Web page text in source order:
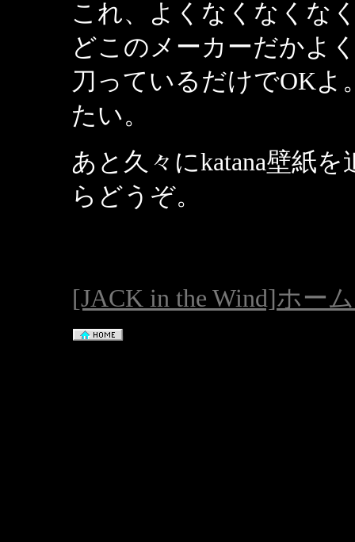
これ、よくなくなくな
どこのメーカーだかよ
刀っているだけでOK
たい。
あと久々にkatana壁紙
らどうぞ。
[JACK in the Wind]ホー